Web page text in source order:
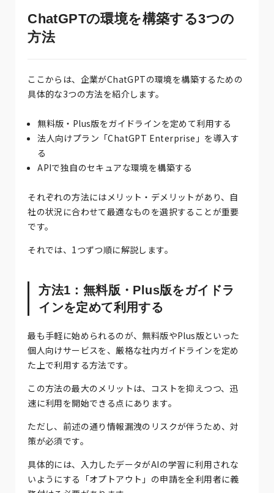
ChatGPTの環境を構築する3つの
方法
ここからは、企業がChatGPTの環境を構築するための
具体的な3つの方法を紹介します。
無料版・Plus版をガイドラインを定めて利用する
法人向けプラン「ChatGPT Enterprise」を導入す
る
APIで独自のセキュアな環境を構築する
それぞれの方法にはメリット・デメリットがあり、自
社の状況に合わせて最適なものを選択することが重要
です。
それでは、1つずつ順に解説します。
方法1：無料版・Plus版をガイドラ
インを定めて利用する
最も手軽に始められるのが、無料版やPlus版といった
個人向けサービスを、厳格な社内ガイドラインを定め
た上で利用する方法です。
この方法の最大のメリットは、コストを抑えつつ、迅
速に利用を開始できる点にあります。
ただし、前述の通り情報漏洩のリスクが伴うため、対
策が必須です。
具体的には、入力したデータがAIの学習に利用されな
いようにする「オプトアウト」の申請を全利用者に義